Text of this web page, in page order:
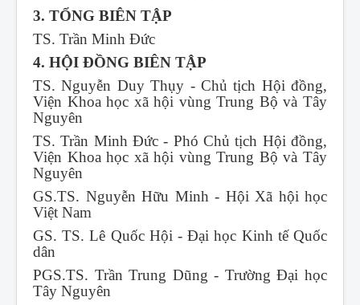
3. TỔNG BIÊN TẬP
TS. Trần Minh Đức
4. HỘI ĐỒNG BIÊN TẬP
TS. Nguyễn Duy Thụy - Chủ tịch Hội đồng,
Viện Khoa học xã hội vùng Trung Bộ và Tây
Nguyên
TS. Trần Minh Đức - Phó Chủ tịch Hội đồng,
Viện Khoa học xã hội vùng Trung Bộ và Tây
Nguyên
GS.TS. Nguyễn Hữu Minh - Hội Xã hội học
Việt Nam
GS. TS. Lê Quốc Hội - Đại học Kinh tế Quốc
dân
PGS.TS. Trần Trung Dũng - Trường Đại học
Tây Nguyên